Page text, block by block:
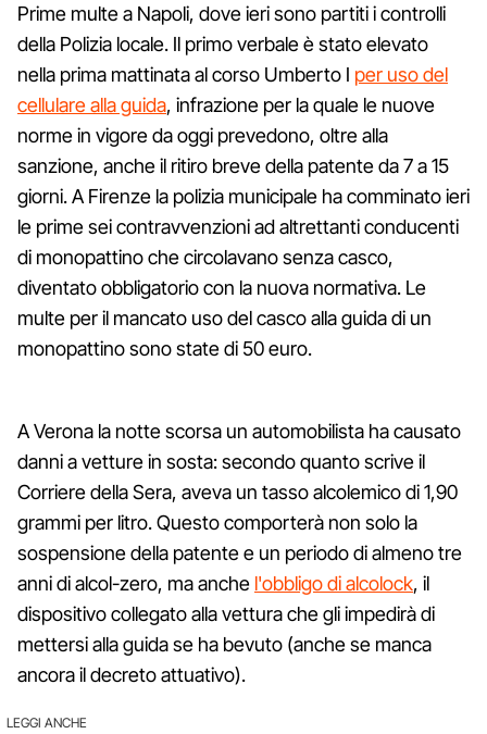
Prime multe a Napoli, dove ieri sono partiti i controlli
della Polizia locale. Il primo verbale è stato elevato
nella prima mattinata al corso Umberto I per uso del
cellulare alla guida, infrazione per la quale le nuove
norme in vigore da oggi prevedono, oltre alla
sanzione, anche il ritiro breve della patente da 7 a 15
giorni. A Firenze la polizia municipale ha comminato ieri
le prime sei contravvenzioni ad altrettanti conducenti
di monopattino che circolavano senza casco,
diventato obbligatorio con la nuova normativa. Le
multe per il mancato uso del casco alla guida di un
monopattino sono state di 50 euro.
A Verona la notte scorsa un automobilista ha causato
danni a vetture in sosta: secondo quanto scrive il
Corriere della Sera, aveva un tasso alcolemico di 1,90
grammi per litro. Questo comporterà non solo la
sospensione della patente e un periodo di almeno tre
anni di alcol-zero, ma anche l'obbligo di alcolock, il
dispositivo collegato alla vettura che gli impedirà di
mettersi alla guida se ha bevuto (anche se manca
ancora il decreto attuativo).
LEGGI ANCHE